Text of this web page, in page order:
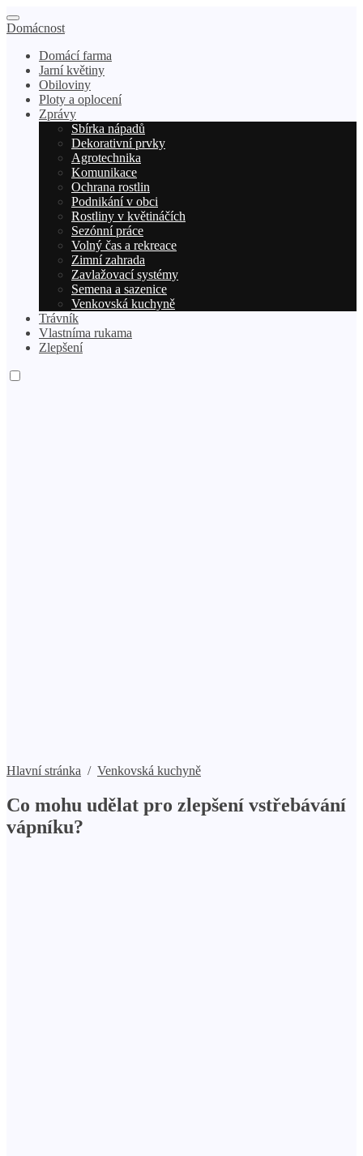
Domácnost
Domácí farma
Jarní květiny
Obiloviny
Ploty a oplocení
Zprávy
Sbírka nápadů
Dekorativní prvky
Agrotechnika
Komunikace
Ochrana rostlin
Podnikání v obci
Rostliny v květináčích
Sezónní práce
Volný čas a rekreace
Zimní zahrada
Zavlažovací systémy
Semena a sazenice
Venkovská kuchyně
Trávník
Vlastníma rukama
Zlepšení
Hlavní stránka / Venkovská kuchyně
Co mohu udělat pro zlepšení vstřebávání
vápníku?